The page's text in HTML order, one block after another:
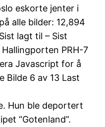
eskorte jenter i
alle bilder: 12,894
lagt til – Sist
PRH-7
Javascript for å
Bilde 6 av 13 Last
Hun ble deportert
“Gotenland”.